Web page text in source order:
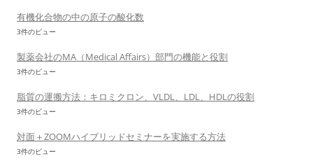
有機化合物の中の原子の酸化数
3件のビュー
製薬会社のMA（Medical Affairs）部門の機能と役割
3件のビュー
脂質の運搬方法：キロミクロン、VLDL、LDL、HDLの役割
3件のビュー
対面＋ZOOMハイブリッドセミナーを実施する方法
3件のビュー